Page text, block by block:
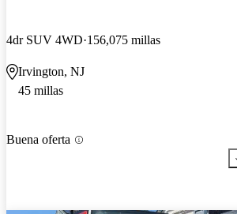
4dr SUV 4WD 156,075 millas
Irvington, NJ
45 millas
Buena oferta